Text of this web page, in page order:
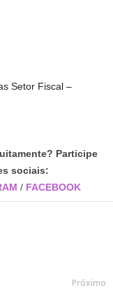
Setor Fiscal –
Participe
sociais:
/ FACEBOOK
Próximo